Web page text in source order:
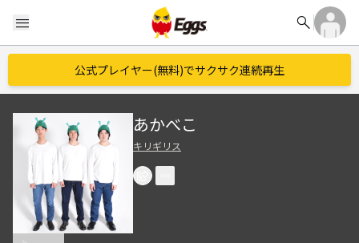
menu search
公式プレイヤー(無料)でサクサク連続再生
あかべこ
キリギリス